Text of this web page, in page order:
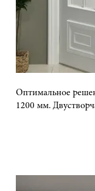
Оптимальное
1200 мм.